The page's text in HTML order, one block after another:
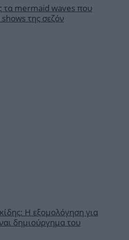
τα mermaid waves που
της σεζόν
Η εξομολόγηση για
δημιούργημα του